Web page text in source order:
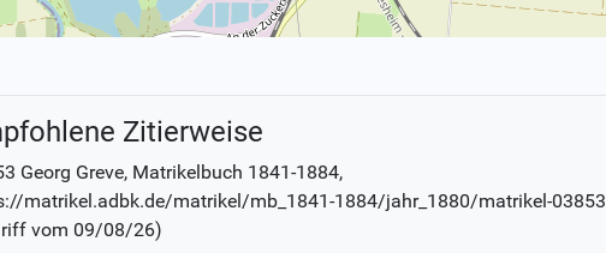
Zitierweise
Georg Greve, Matrikelbuch 1841-1884,
matrikel.adbk.de/matrikel/mb_1841-1884/jahr_1880/matrikel-03853
vom 09/08/26)